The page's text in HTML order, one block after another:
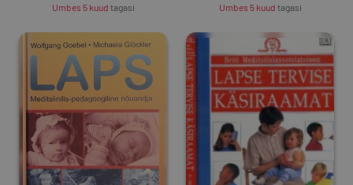
Umbes 5 kuud tagasi Umbes 5 kuud tagasi